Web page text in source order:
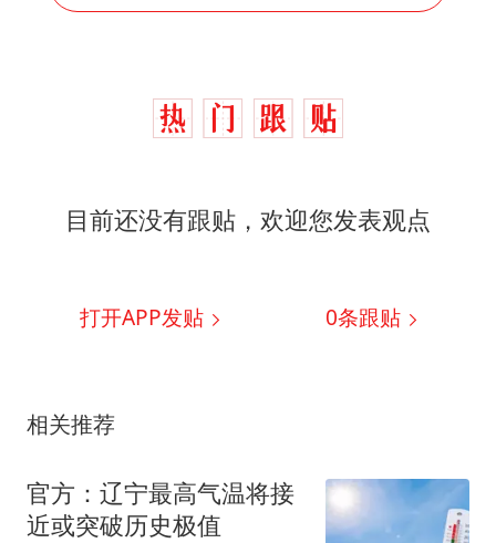
目前还没有跟贴，欢迎您发表观点
打开APP发贴 0条跟贴
相关推荐
官方：辽宁最高气温将接
近或突破历史极值